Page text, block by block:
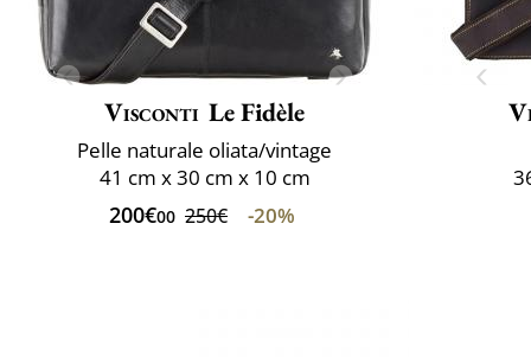
Visconti Le Fidèle
Pelle naturale oliata/vintage
41 cm x 30 cm x 10 cm
200€00 250€ -20%